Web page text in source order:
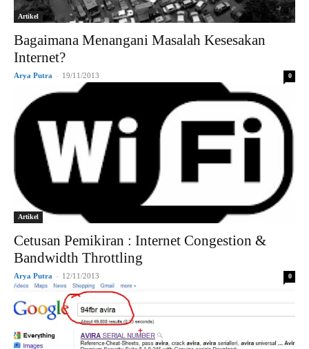
Artikel
Bagaimana Menangani Masalah Kesesakan
Internet?
Arya Putra - 19/11/2013 0
Artikel
Cetusan Pemikiran : Internet Congestion &
Bandwidth Throttling
Arya Putra - 12/11/2013 0